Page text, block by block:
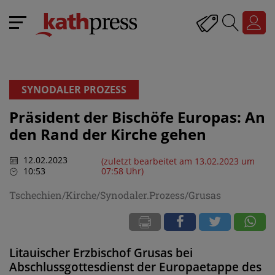
SYNODALER PROZESS
Präsident der Bischöfe Europas: An
den Rand der Kirche gehen
12.02.2023
10:53
(zuletzt bearbeitet am 13.02.2023 um
07:58 Uhr)
Tschechien/Kirche/Synodaler.Prozess/Grusas
Litauischer Erzbischof Grusas bei
Abschlussgottesdienst der Europaetappe des